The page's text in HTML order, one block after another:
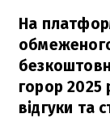
На
горор 2025
відгуки та